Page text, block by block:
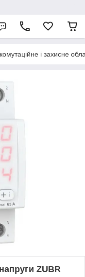
і захисне
ZUBR